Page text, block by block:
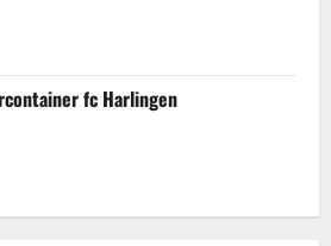
fc Harlingen